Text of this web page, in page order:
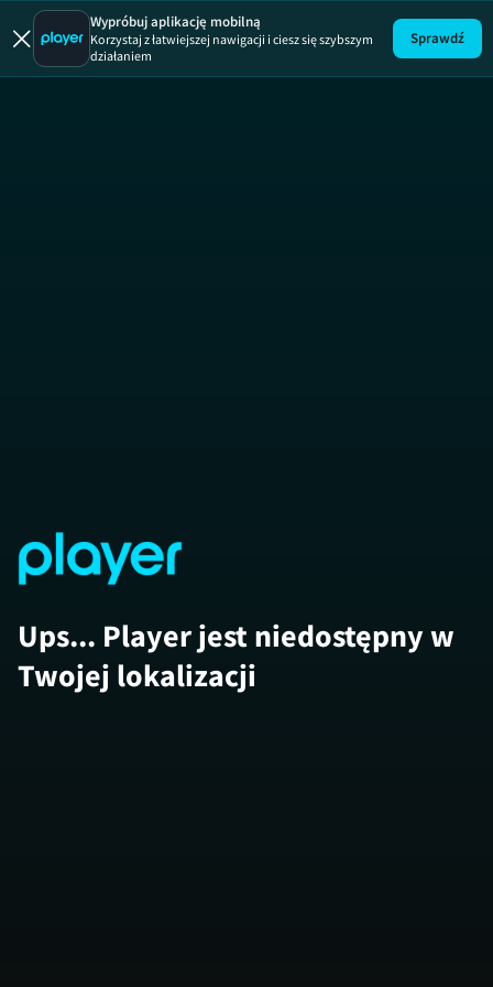
Wypróbuj aplikację mobilną
Korzystaj z łatwiejszej nawigacji i ciesz się szybszym
działaniem
Sprawdź
Ups... Player jest niedostępny w
Twojej lokalizacji